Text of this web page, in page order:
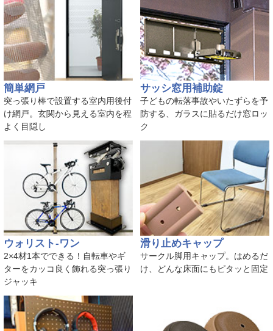
簡単網戸
突っ張り棒で設置する室内用後付
け網戸。玄関から見える室内を程
よく目隠し
サッシ窓用補助錠
子どもの転落事故やいたずらを予
防する、ガラスに貼るだけ窓ロッ
ク
ウォリスト-ワン
2×4材1本でできる！自転車やギ
ターをカッコ良く飾れる突っ張り
ジャッキ
滑り止めキャップ
サークル脚用キャップ。はめるだ
け、どんな床面にもピタッと固定